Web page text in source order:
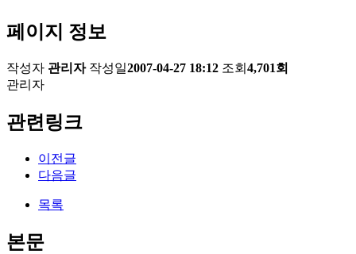
페이지 정보
작성자 관리자 작성일2007-04-27 18:12 조회 4,701회
관리자
관련링크
이전글
다음글
목록
본문